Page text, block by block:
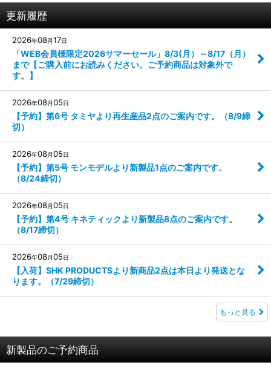
更新履歴
2026年08月17日
「WEB会員様限定2026サマーセール」8/3(月）～8/17（月）
まで【ご購入前にお読みください。ご予約商品は対象外で
す。】
2026年08月05日
【予約】第6号 タミヤより再生産品2点のご案内です。（8/9締
切）
2026年08月05日
【予約】第5号 モンモデルより新製品1点のご案内です。
（8/24締切）
2026年08月05日
【予約】第4号 キネティックより新製品8点のご案内です。
（8/17締切）
2026年08月05日
【入荷】SHK PRODUCTSより新商品2点は本日より発送とな
ります。（7/29締切）
もっと見る
新製品のご予約商品